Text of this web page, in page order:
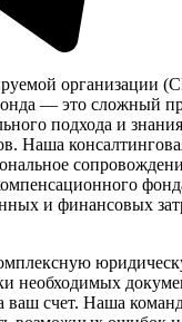
организации
— это сложный
подхода и
Наша
и финансовых
необходимых
ваш счет. Наша